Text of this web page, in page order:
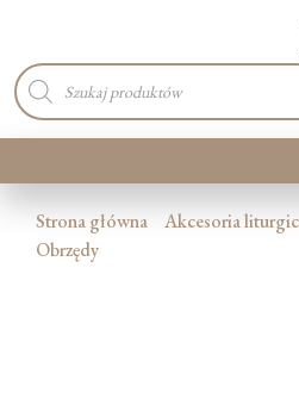
Wyszukiwarka
produktów
Kategorie produktów
Strona główna Akcesoria
Obrzędy